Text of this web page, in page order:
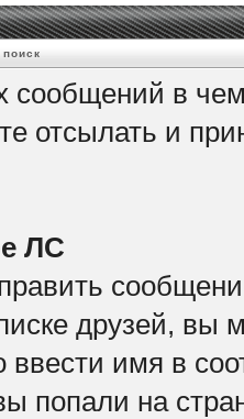
сообщений в
отсылать и
ЛС
друзей, вы
ввести имя в
попали на